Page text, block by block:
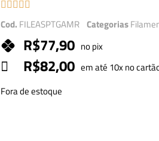
    
Cod. FILEASPTGAMR Categorias
R$77,90 no pix
R$82,00 em até 10x no
Fora de estoque